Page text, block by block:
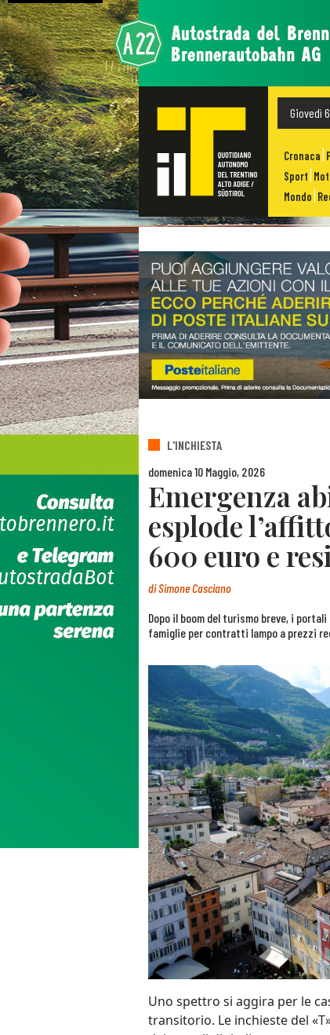
Giovedì
Cronaca
Sport
Mondo
L'INCHIESTA
domenica 10 Maggio, 2026
Emergenza
esplode
600 euro e
diSimone Casciano
Dopo il boom del turismo breve, i
famiglie per contratti lampo a prezzi
Uno spettro si aggira per le
transitorio. Le inchieste del